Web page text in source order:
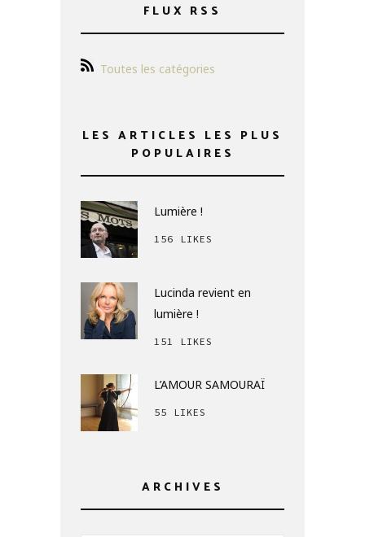
FLUX RSS
Toutes les catégories
LES ARTICLES LES PLUS
POPULAIRES
Lumière !
156 LIKES
Lucinda revient en
lumière !
151 LIKES
L’AMOUR SAMOURAÏ
55 LIKES
ARCHIVES